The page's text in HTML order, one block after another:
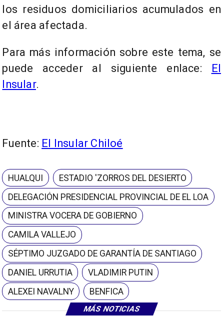
MÁS NOTICIAS
los residuos domiciliarios acumulados en
el área afectada.
Para más información sobre este tema, se
puede acceder al siguiente enlace: El
Insular.
Fuente: El Insular Chiloé
HUALQUI
ESTADIO 'ZORROS DEL DESIERTO
DELEGACIÓN PRESIDENCIAL PROVINCIAL DE EL LOA
MINISTRA VOCERA DE GOBIERNO
CAMILA VALLEJO
SÉPTIMO JUZGADO DE GARANTÍA DE SANTIAGO
DANIEL URRUTIA
VLADIMIR PUTIN
ALEXEI NAVALNY
BENFICA